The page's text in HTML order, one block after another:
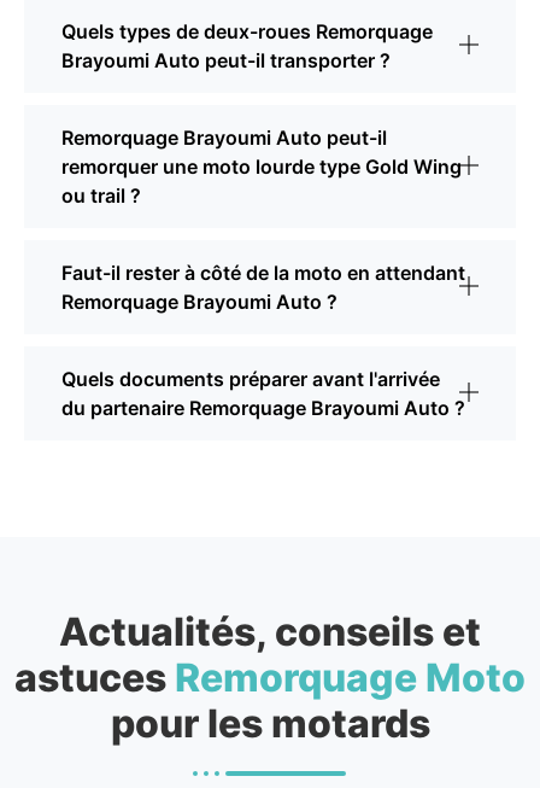
Quels types de deux-roues Remorquage
Brayoumi Auto peut-il transporter ?
Remorquage Brayoumi Auto peut-il
remorquer une moto lourde type Gold Wing
ou trail ?
Faut-il rester à côté de la moto en attendant
Remorquage Brayoumi Auto ?
Quels documents préparer avant l'arrivée
du partenaire Remorquage Brayoumi Auto ?
Actualités, conseils et
astuces Remorquage Moto
pour les motards